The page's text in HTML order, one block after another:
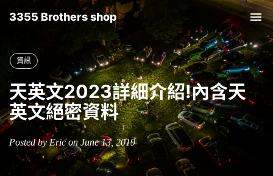
3355 Brothers shop
資訊
天英文2023詳細介紹!內含天
英文絕密資料
Posted by Eric on June 13, 2019